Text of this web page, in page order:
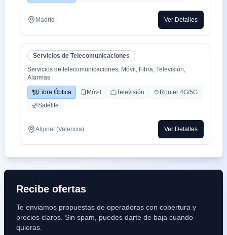
Madrid Ver Detalles
Servicios de Telecomunicaciones
Servicios de telecomunicaciones, Móvil, Fibra, Televisión,
Alarmas
Fibra Óptica Móvil Televisión
Router 4G/5G
Satélite
Alginet (Valencia) Ver Detalles
Recibe ofertas
Te enviamos propuestas de operadoras con cobertura y
precios claros. Sin spam, puedes darte de baja cuando
quieras.